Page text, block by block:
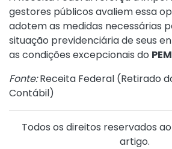
gestores públicos avaliem essa
adotem as medidas necessárias
situação previdenciária de seus
as condições excepcionais do
Fonte:Receita Federal (Retirado
Contábil)
Todos os direitos reservados
artigo.